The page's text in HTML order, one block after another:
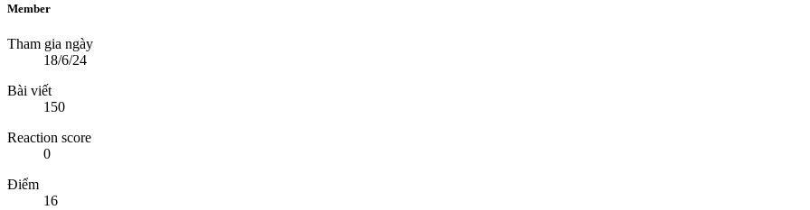
Member
Tham gia ngày
18/6/24
Bài viết
150
Reaction score
0
Điểm
16